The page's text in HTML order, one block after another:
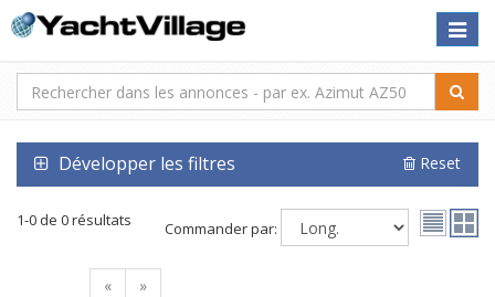
Toggle
Développer les filtres Reset
1-0 de 0 résultats Commander par:
« »